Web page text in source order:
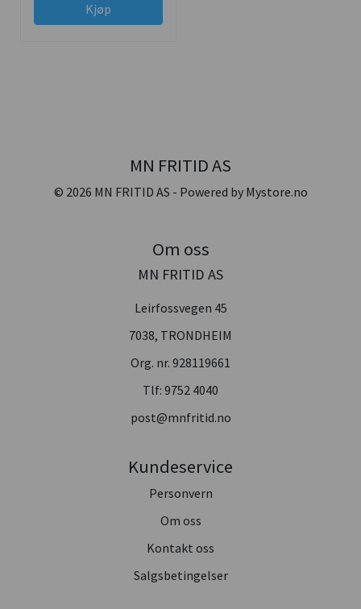
Kjøp
MN FRITID AS
© 2026 MN FRITID AS - Powered by Mystore.no
Om oss
MN FRITID AS
Leirfossvegen 45
7038, TRONDHEIM
Org. nr. 928119661
Tlf: 9752 4040
post@mnfritid.no
Kundeservice
Personvern
Om oss
Kontakt oss
Salgsbetingelser